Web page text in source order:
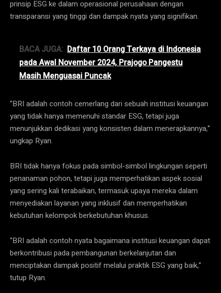
prinsip ESG ke dalam operasional perusahaan dengan
transparansi yang tinggi dan dampak nyata yang signifikan.
BACA JUGA: Daftar 10 Orang Terkaya di Indonesia
pada Awal November 2024, Prajogo Pangestu
Masih Menguasai Puncak
“BRI adalah contoh cemerlang dari sebuah institusi keuangan
yang tidak hanya memenuhi standar ESG, tetapi juga
menunjukkan dedikasi yang konsisten dalam menerapkannya,”
ungkap Ryan.
BRI tidak hanya fokus pada simbol-simbol lingkungan seperti
penanaman pohon, tetapi juga memperhatikan aspek sosial
yang sering kali terabaikan, termasuk upaya mereka dalam
menyediakan layanan yang inklusif dan memperhatikan
kebutuhan kelompok berkebutuhan khusus.
“BRI adalah contoh nyata bagaimana institusi keuangan dapat
berkontribusi pada pembangunan berkelanjutan dan
menciptakan dampak positif melalui praktik ESG yang baik,”
tutup Ryan.